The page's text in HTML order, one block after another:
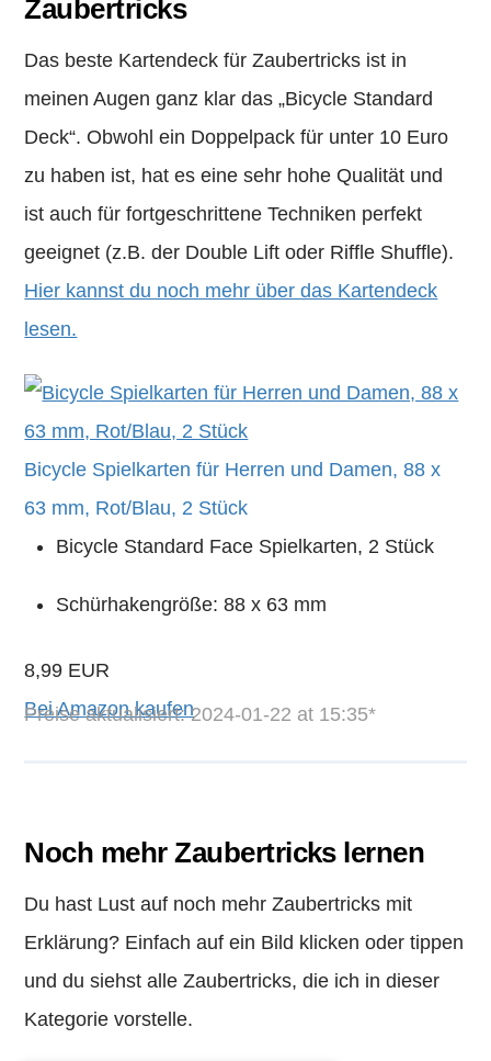
Zaubertricks
Das beste Kartendeck für Zaubertricks ist in
meinen Augen ganz klar das „Bicycle Standard
Deck“. Obwohl ein Doppelpack für unter 10 Euro
zu haben ist, hat es eine sehr hohe Qualität und
ist auch für fortgeschrittene Techniken perfekt
geeignet (z.B. der Double Lift oder Riffle Shuffle).
Hier kannst du noch mehr über das Kartendeck
lesen.
Bicycle Spielkarten für Herren und Damen, 88 x
63 mm, Rot/Blau, 2 Stück
Bicycle Standard Face Spielkarten, 2 Stück
Schürhakengröße: 88 x 63 mm
8,99 EUR
Bei Amazon kaufen
Preise aktualisiert: 2024-01-22 at 15:35*
Noch mehr Zaubertricks lernen
Du hast Lust auf noch mehr Zaubertricks mit
Erklärung? Einfach auf ein Bild klicken oder tippen
und du siehst alle Zaubertricks, die ich in dieser
Kategorie vorstelle.